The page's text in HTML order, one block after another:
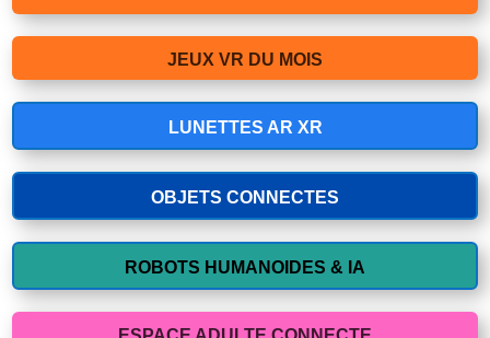
JEUX VR DU MOIS
LUNETTES AR XR
OBJETS CONNECTES
ROBOTS HUMANOIDES & IA